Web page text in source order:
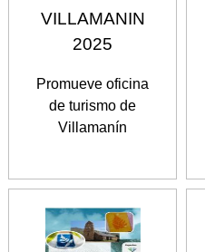
VILLAMANIN
2025
Promueve oficina
de turismo de
Villamanín